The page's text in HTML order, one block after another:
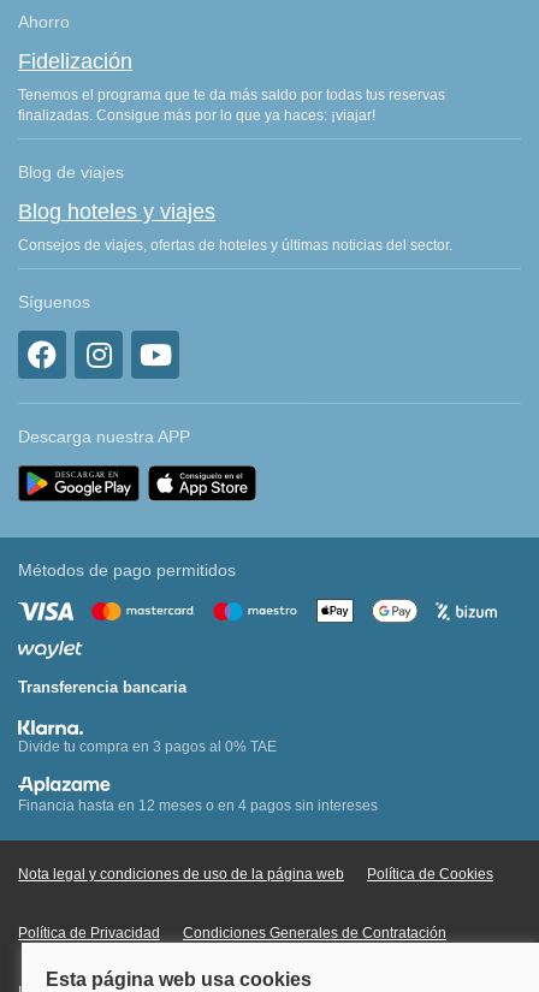
Ahorro
Fidelización
Tenemos el programa que te da más saldo por todas tus reservas
finalizadas. Consigue más por lo que ya haces: ¡viajar!
Blog de viajes
Blog hoteles y viajes
Consejos de viajes, ofertas de hoteles y últimas noticias del sector.
Síguenos
Descarga nuestra APP
Métodos de pago permitidos
Transferencia bancaria
Divide tu compra en 3 pagos al 0% TAE
Financia hasta en 12 meses o en 4 pagos sin intereses
Nota legal y condiciones de uso de la página web Política de Cookies
Política de Privacidad Condiciones Generales de Contratación